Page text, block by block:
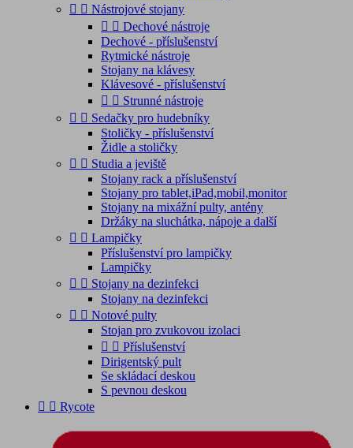
  Nástrojové stojany
  Dechové nástroje
Dechové - příslušenství
Rytmické nástroje
Stojany na klávesy
Klávesové - příslušenství
  Strunné nástroje
  Sedačky pro hudebníky
Stoličky - příslušenství
Židle a stoličky
  Studia a jeviště
Stojany rack a příslušenství
Stojany pro tablet,iPad,mobil,monitor
Stojany na mixážní pulty, antény
Držáky na sluchátka, nápoje a další
  Lampičky
Příslušenství pro lampičky
Lampičky
  Stojany na dezinfekci
Stojany na dezinfekci
  Notové pulty
Stojan pro zvukovou izolaci
  Příslušenství
Dirigentský pult
Se skládací deskou
S pevnou deskou
  Rycote